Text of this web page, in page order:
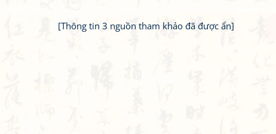
[Thông tin 3 nguồn tham khảo đã được ẩn]